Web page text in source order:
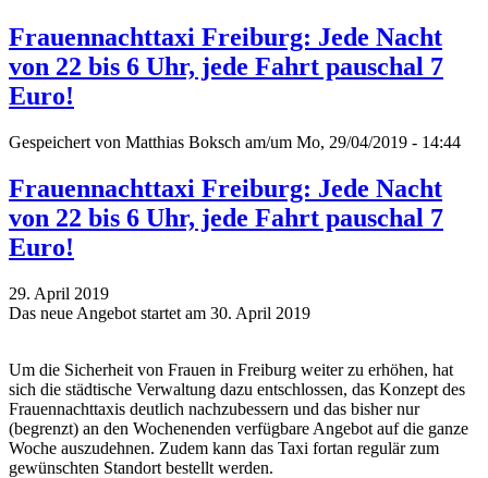
Frauennachttaxi Freiburg: Jede Nacht
von 22 bis 6 Uhr, jede Fahrt pauschal 7
Euro!
Gespeichert von Matthias Boksch am/um Mo, 29/04/2019 - 14:44
Frauennachttaxi Freiburg: Jede Nacht
von 22 bis 6 Uhr, jede Fahrt pauschal 7
Euro!
29. April 2019
Das neue Angebot startet am 30. April 2019
Um die Sicherheit von Frauen in Freiburg weiter zu erhöhen, hat
sich die städtische Verwaltung dazu entschlossen, das Konzept des
Frauennachttaxis deutlich nachzubessern und das bisher nur
(begrenzt) an den Wochenenden verfügbare Angebot auf die ganze
Woche auszudehnen. Zudem kann das Taxi fortan regulär zum
gewünschten Standort bestellt werden.